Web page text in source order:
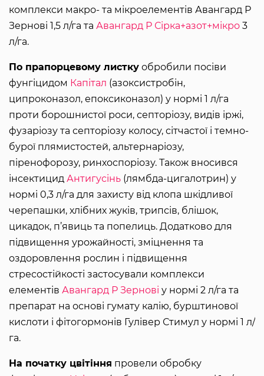
комплекси макро- та мікроелементів Авангард Р
Зернові 1,5 л/га та Авангард Р Сірка+азот+мікро 3
л/га.
По прапорцевому листку обробили посіви
фунгіцидом Капітал (азоксистробін,
ципроконазол, епоксиконазол) у нормі 1 л/га
проти борошнистої роси, септоріозу, видів іржі,
фузаріозу та септоріозу колосу, сітчастої і темно-
бурої плямистостей, альтернаріозу,
піренофорозу, ринхоспоріозу. Також вносився
інсектицид Антигусінь (лямбда-цигалотрин) у
нормі 0,3 л/га для захисту від клопа шкідливої
черепашки, хлібних жуків, трипсів, блішок,
цикадок, п’явиць та попелиць. Додатково для
підвищення урожайності, зміцнення та
оздоровлення рослин і підвищення
стресостійкості застосували комплекси
елементів Авангард Р Зернові у нормі 2 л/га та
препарат на основі гумату калію, бурштинової
кислоти і фітогормонів Гулівер Стимул у нормі 1 л/
га.
На початку цвітіння провели обробку